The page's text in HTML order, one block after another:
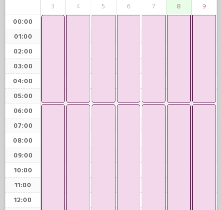
3
4
5
6
7
8
9
00:00
01:00
02:00
03:00
04:00
05:00
06:00
07:00
08:00
09:00
10:00
11:00
12:00